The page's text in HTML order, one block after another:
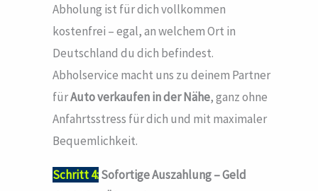
Abholung ist für dich vollkommen
kostenfrei – egal, an welchem Ort in
Deutschland du dich befindest.
Abholservice macht uns zu deinem Partner
fürAuto verkaufen in der Nähe, ganz ohne
Anfahrtsstress für dich und mit maximaler
Bequemlichkeit.
Schritt 4:Sofortige Auszahlung – Geld